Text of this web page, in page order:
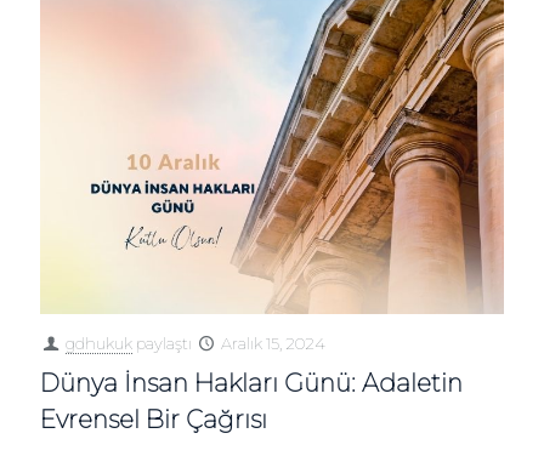
gdhukuk paylaştı Aralık 15, 2024
Dünya İnsan Hakları Günü: Adaletin
Evrensel Bir Çağrısı